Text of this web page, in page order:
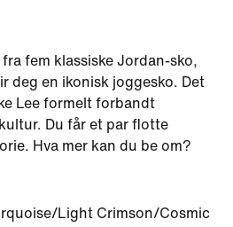
fem klassiske Jordan-sko,
deg en ikonisk joggesko. Det
Lee formelt forbandt
Du får et par flotte
Hva mer kan du be om?
Light Crimson/Cosmic